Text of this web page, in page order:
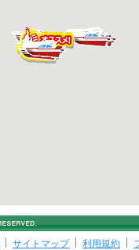
サイトマップ 利用規約